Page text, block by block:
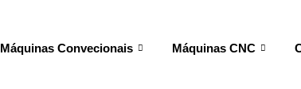
Máquinas Convecionais Máquinas CNC